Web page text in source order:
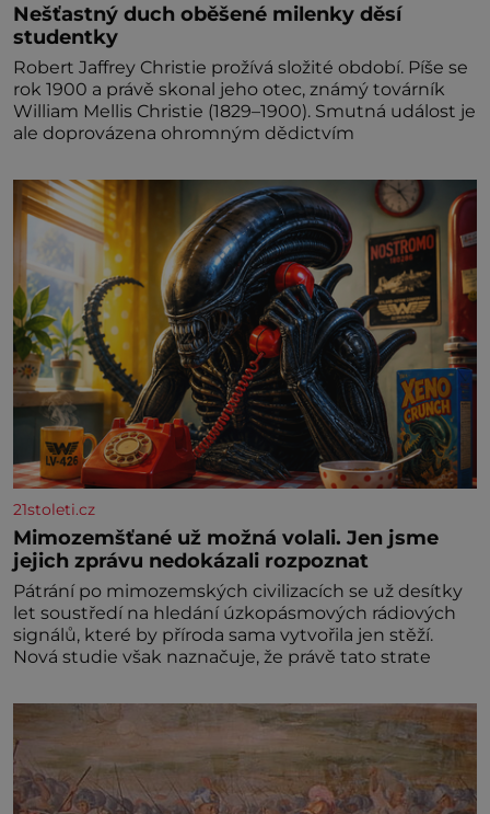
Nešťastný duch oběšené milenky děsí
studentky
Robert Jaffrey Christie prožívá složité období. Píše se
rok 1900 a právě skonal jeho otec, známý továrník
William Mellis Christie (1829–1900). Smutná událost je
ale doprovázena ohromným dědictvím
21stoleti.cz
Mimozemšťané už možná volali. Jen jsme
jejich zprávu nedokázali rozpoznat
Pátrání po mimozemských civilizacích se už desítky
let soustředí na hledání úzkopásmových rádiových
signálů, které by příroda sama vytvořila jen stěží.
Nová studie však naznačuje, že právě tato strate